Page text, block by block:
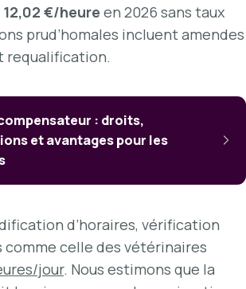
12,02 €/heure en 2026 sans taux
prud’homales incluent amendes
requalification.
: droits,
et avantages pour les
d’horaires, vérification
celle des vétérinaires
jour. Nous estimons que la